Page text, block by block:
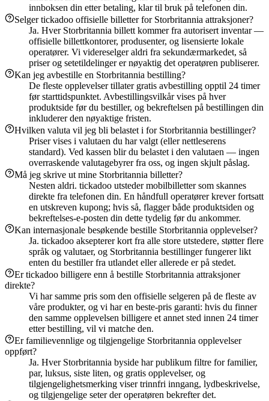
innboksen din etter betaling, klar til bruk på telefonen din.
Selger tickadoo offisielle billetter for Storbritannia attraksjoner?
Ja. Hver Storbritannia billett kommer fra autorisert inventar —
offisielle billettkontorer, produsenter, og lisensierte lokale
operatører. Vi videreselger aldri fra sekundærmarkedet, så
priser og setetildelinger er nøyaktig det operatøren publiserer.
Kan jeg avbestille en Storbritannia bestilling?
De fleste opplevelser tillater gratis avbestilling opptil 24 timer
før starttidspunktet. Avbestillingsvilkår vises på hver
produktside før du bestiller, og bekreftelsen på bestillingen din
inkluderer den nøyaktige fristen.
Hvilken valuta vil jeg bli belastet i for Storbritannia bestillinger?
Priser vises i valutaen du har valgt (eller nettleserens
standard). Ved kassen blir du belastet i den valutaen — ingen
overraskende valutagebyrer fra oss, og ingen skjult påslag.
Må jeg skrive ut mine Storbritannia billetter?
Nesten aldri. tickadoo utsteder mobilbilletter som skannes
direkte fra telefonen din. En håndfull operatører krever fortsatt
en utskreven kupong; hvis så, flagger både produktsiden og
bekreftelses-e-posten din dette tydelig før du ankommer.
Kan internasjonale besøkende bestille Storbritannia opplevelser?
Ja. tickadoo aksepterer kort fra alle store utstedere, støtter flere
språk og valutaer, og Storbritannia bestillinger fungerer likt
enten du bestiller fra utlandet eller allerede er på stedet.
Er tickadoo billigere enn å bestille Storbritannia attraksjoner
direkte?
Vi har samme pris som den offisielle selgeren på de fleste av
våre produkter, og vi har en beste-pris garanti: hvis du finner
den samme opplevelsen billigere et annet sted innen 24 timer
etter bestilling, vil vi matche den.
Er familievennlige og tilgjengelige Storbritannia opplevelser
oppført?
Ja. Hver Storbritannia byside har publikum filtre for familier,
par, luksus, siste liten, og gratis opplevelser, og
tilgjengelighetsmerking viser trinnfri inngang, lydbeskrivelse,
og tilgjengelige seter der operatøren bekrefter det.